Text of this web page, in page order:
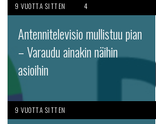
9 VUOTTA SITTEN 4
Antennitelevisio mullistuu pian
– Varaudu ainakin näihin
asioihin
9 VUOTTA SITTEN